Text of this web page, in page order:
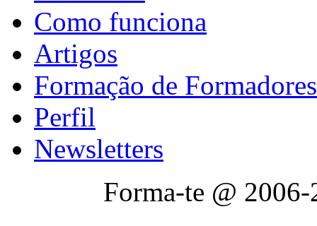
Como funciona
Artigos
Formação de Formadores
Perfil
Newsletters
Forma-te @